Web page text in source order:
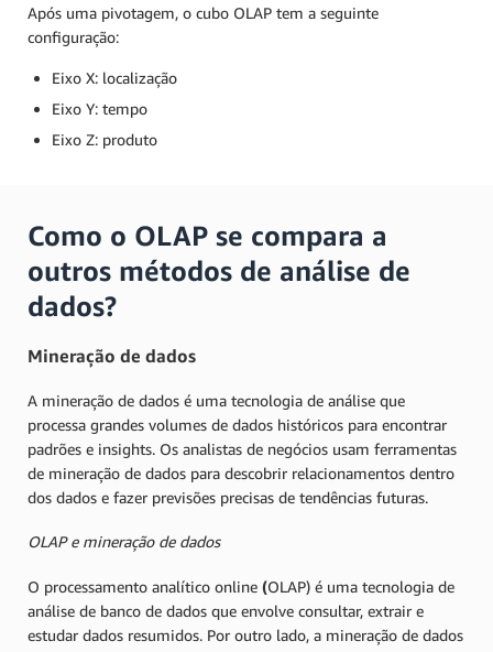
Após uma pivotagem, o cubo OLAP tem a seguinte
configuração:
Eixo X: localização
Eixo Y: tempo
Eixo Z: produto
Como o OLAP se compara a
outros métodos de análise de
dados?
Mineração de dados
A mineração de dados é uma tecnologia de análise que
processa grandes volumes de dados históricos para encontrar
padrões e insights. Os analistas de negócios usam ferramentas
de mineração de dados para descobrir relacionamentos dentro
dos dados e fazer previsões precisas de tendências futuras.
OLAP e mineração de dados
O processamento analítico online (OLAP) é uma tecnologia de
análise de banco de dados que envolve consultar, extrair e
estudar dados resumidos. Por outro lado, a mineração de dados